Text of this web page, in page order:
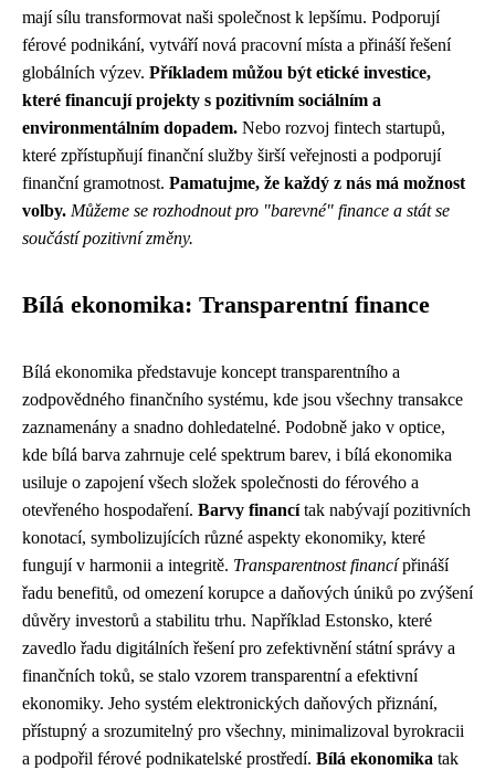
mají sílu transformovat naši společnost k lepšímu. Podporují
férové podnikání, vytváří nová pracovní místa a přináší řešení
globálních výzev. Příkladem můžou být etické investice,
které financují projekty s pozitivním sociálním a
environmentálním dopadem. Nebo rozvoj fintech startupů,
které zpřístupňují finanční služby širší veřejnosti a podporují
finanční gramotnost. Pamatujme, že každý z nás má možnost
volby. Můžeme se rozhodnout pro "barevné" finance a stát se
součástí pozitivní změny.
Bílá ekonomika: Transparentní finance
Bílá ekonomika představuje koncept transparentního a
zodpovědného finančního systému, kde jsou všechny transakce
zaznamenány a snadno dohledatelné. Podobně jako v optice,
kde bílá barva zahrnuje celé spektrum barev, i bílá ekonomika
usiluje o zapojení všech složek společnosti do férového a
otevřeného hospodaření. Barvy financítak nabývají pozitivních
konotací, symbolizujících různé aspekty ekonomiky, které
fungují v harmonii a integritě. Transparentnost financípřináší
řadu benefitů, od omezení korupce a daňových úniků po zvýšení
důvěry investorů a stabilitu trhu. Například Estonsko, které
zavedlo řadu digitálních řešení pro zefektivnění státní správy a
finančních toků, se stalo vzorem transparentní a efektivní
ekonomiky. Jeho systém elektronických daňových přiznání,
přístupný a srozumitelný pro všechny, minimalizoval byrokracii
a podpořil férové podnikatelské prostředí. Bílá ekonomika tak